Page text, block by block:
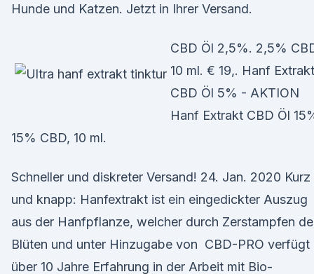
Hunde und Katzen. Jetzt in Ihrer Versand.
CBD Öl 2,5%. 2,5%
10 ml. € 19,. Hanf Extrakt
CBD Öl 5% - AKTION
Hanf Extrakt CBD Öl
15% CBD, 10 ml.
Schneller und diskreter Versand! 24. Jan. 2020 Kurz
und knapp: Hanfextrakt ist ein eingedickter Auszug
aus der Hanfpflanze, welcher durch Zerstampfen
Blüten und unter Hinzugabe von CBD-PRO verfügt
über 10 Jahre Erfahrung in der Arbeit mit Bio-